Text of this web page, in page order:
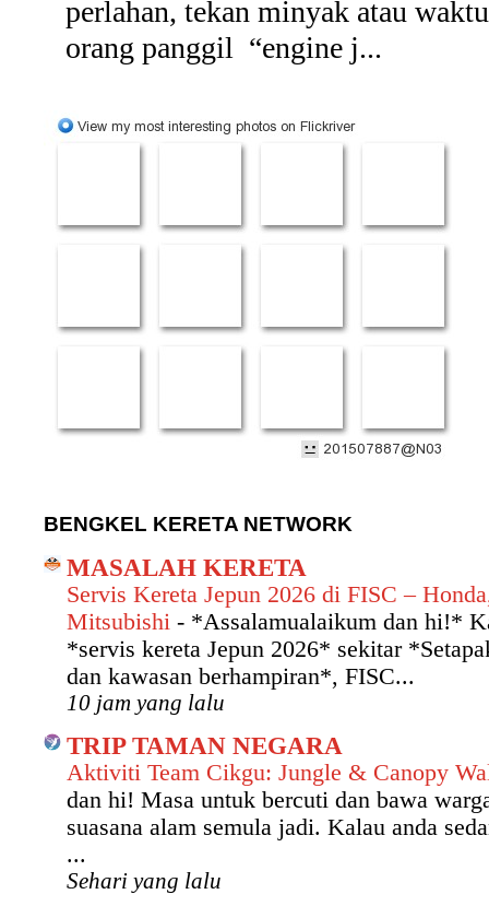
perlahan, tekan minyak atau
orang panggil “engine j...
BENGKEL KERETA NETWORK
MASALAH KERETA
Servis Kereta Jepun 2026 di FISC –
Mitsubishi - *Assalamualaikum dan hi!*
*servis kereta Jepun 2026* sekitar
dan kawasan berhampiran*, FISC...
10 jam yang lalu
TRIP TAMAN NEGARA
Aktiviti Team Cikgu: Jungle & Canopy
dan hi! Masa untuk bercuti dan bawa
suasana alam semula jadi. Kalau anda
...
Sehari yang lalu